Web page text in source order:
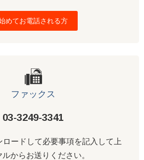
めてお電話される方
ファックス
03-3249-3341
ロードして必要事項を記入して上
からお送りください。